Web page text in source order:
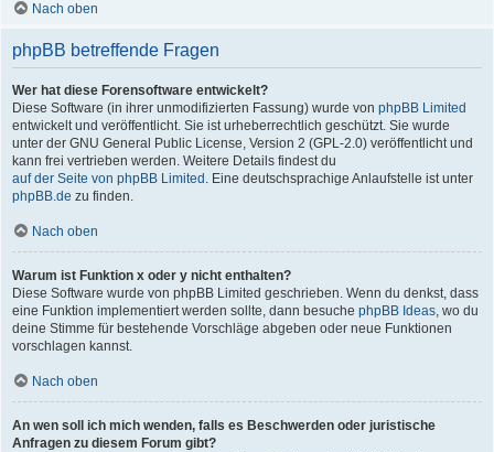
Nach oben
phpBB betreffende Fragen
Wer hat diese Forensoftware entwickelt?
Diese Software (in ihrer unmodifizierten Fassung) wurde von phpBB Limited
entwickelt und veröffentlicht. Sie ist urheberrechtlich geschützt. Sie wurde
unter der GNU General Public License, Version 2 (GPL-2.0) veröffentlicht und
kann frei vertrieben werden. Weitere Details findest du
auf der Seite von phpBB Limited . Eine deutschsprachige Anlaufstelle ist unter
phpBB.de zu finden.
Nach oben
Warum ist Funktion x oder y nicht enthalten?
Diese Software wurde von phpBB Limited geschrieben. Wenn du denkst, dass
eine Funktion implementiert werden sollte, dann besuche phpBB Ideas, wo du
deine Stimme für bestehende Vorschläge abgeben oder neue Funktionen
vorschlagen kannst.
Nach oben
An wen soll ich mich wenden, falls es Beschwerden oder juristische
Anfragen zu diesem Forum gibt?